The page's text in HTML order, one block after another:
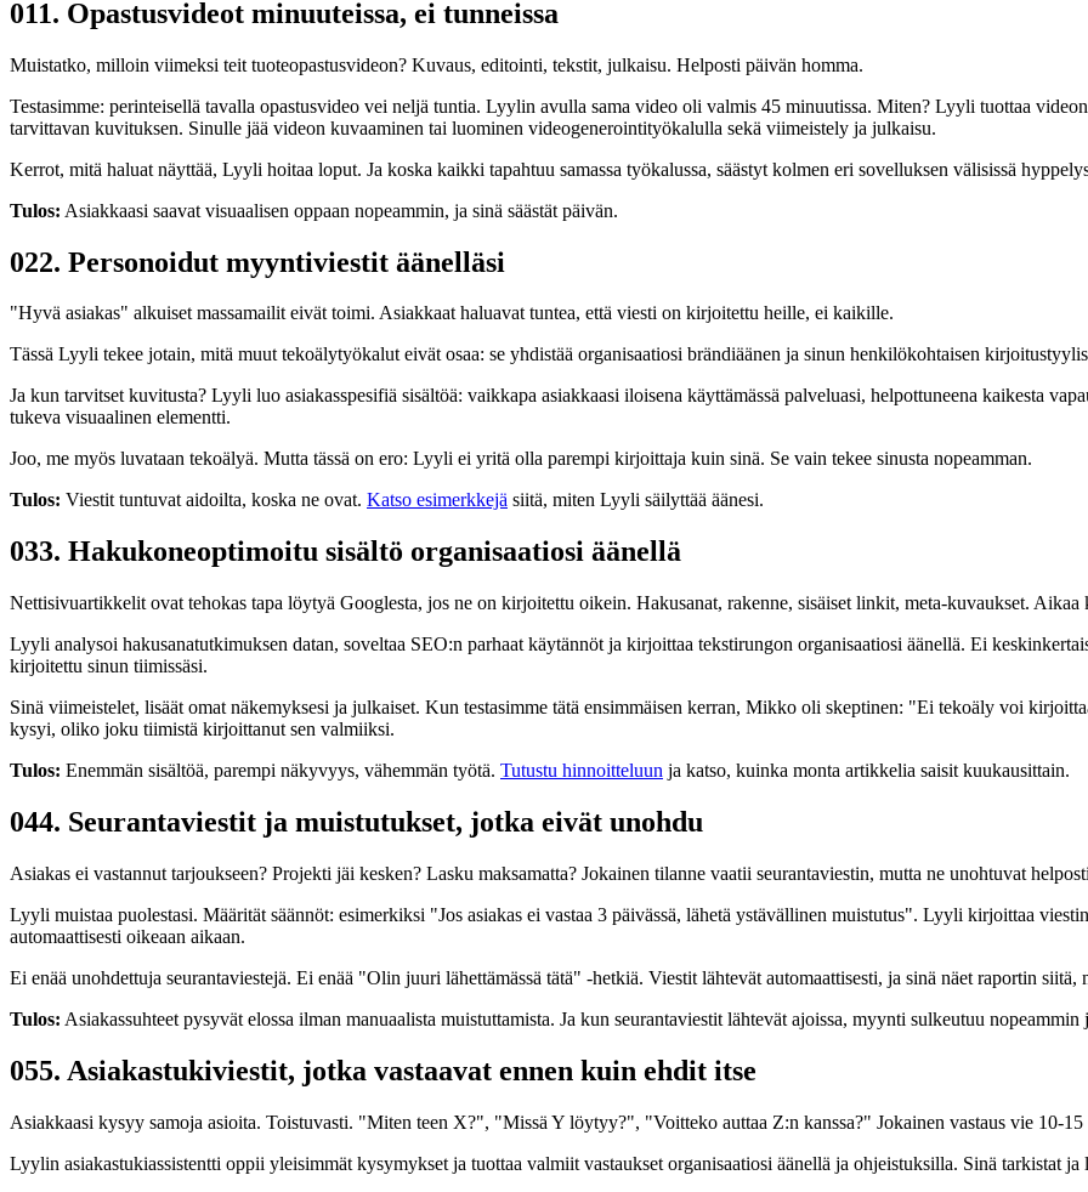
011. Opastusvideot minuuteissa, ei tunneissa
Muistatko, milloin viimeksi teit tuoteopastusvideon? Kuvaus, editointi, tekstit, julkaisu. Helposti päivän homma.
Testasimme: perinteisellä tavalla opastusvideo vei neljä tuntia. Lyylin avulla sama video oli valmis 45 minuutissa. Miten? Lyyli tuottaa
tarvittavan kuvituksen. Sinulle jää videon kuvaaminen tai luominen videogenerointityökalulla sekä viimeistely ja julkaisu.
Kerrot, mitä haluat näyttää, Lyyli hoitaa loput. Ja koska kaikki tapahtuu samassa työkalussa, säästyt kolmen eri sovelluksen välisissä
Tulos: Asiakkaasi saavat visuaalisen oppaan nopeammin, ja sinä säästät päivän.
022. Personoidut myyntiviestit äänelläsi
"Hyvä asiakas" alkuiset massamailit eivät toimi. Asiakkaat haluavat tuntea, että viesti on kirjoitettu heille, ei kaikille.
Tässä Lyyli tekee jotain, mitä muut tekoälytyökalut eivät osaa: se yhdistää organisaatiosi brändiäänen ja sinun henkilökohtaisen
Ja kun tarvitset kuvitusta? Lyyli luo asiakasspesifiä sisältöä: vaikkapa asiakkaasi iloisena käyttämässä palveluasi, helpottuneena kaikesta
tukeva visuaalinen elementti.
Joo, me myös luvataan tekoälyä. Mutta tässä on ero: Lyyli ei yritä olla parempi kirjoittaja kuin sinä. Se vain tekee sinusta nopeamman.
Tulos: Viestit tuntuvat aidoilta, koska ne ovat. Katso esimerkkejä siitä, miten Lyyli säilyttää äänesi.
033. Hakukoneoptimoitu sisältö organisaatiosi äänellä
Nettisivuartikkelit ovat tehokas tapa löytyä Googlesta, jos ne on kirjoitettu oikein. Hakusanat, rakenne, sisäiset linkit, meta-kuvaukset.
Lyyli analysoi hakusanatutkimuksen datan, soveltaa SEO:n parhaat käytännöt ja kirjoittaa tekstirungon organisaatiosi äänellä. Ei
kirjoitettu sinun tiimissäsi.
Sinä viimeistelet, lisäät omat näkemyksesi ja julkaiset. Kun testasimme tätä ensimmäisen kerran, Mikko oli skeptinen: "Ei tekoäly voi
kysyi, oliko joku tiimistä kirjoittanut sen valmiiksi.
Tulos: Enemmän sisältöä, parempi näkyvyys, vähemmän työtä. Tutustu hinnoitteluun ja katso, kuinka monta artikkelia saisit kuukausittain.
044. Seurantaviestit ja muistutukset, jotka eivät unohdu
Asiakas ei vastannut tarjoukseen? Projekti jäi kesken? Lasku maksamatta? Jokainen tilanne vaatii seurantaviestin, mutta ne unohtuvat
Lyyli muistaa puolestasi. Määrität säännöt: esimerkiksi "Jos asiakas ei vastaa 3 päivässä, lähetä ystävällinen muistutus". Lyyli kirjoittaa
automaattisesti oikeaan aikaan.
Ei enää unohdettuja seurantaviestejä. Ei enää "Olin juuri lähettämässä tätä" -hetkiä. Viestit lähtevät automaattisesti, ja sinä näet raportin
Tulos: Asiakassuhteet pysyvät elossa ilman manuaalista muistuttamista. Ja kun seurantaviestit lähtevät ajoissa, myynti sulkeutuu
055. Asiakastukiviestit, jotka vastaavat ennen kuin ehdit itse
Asiakkaasi kysyy samoja asioita. Toistuvasti. "Miten teen X?", "Missä Y löytyy?", "Voitteko auttaa Z:n kanssa?" Jokainen vastaus vie 10-
Lyylin asiakastukiassistentti oppii yleisimmät kysymykset ja tuottaa valmiit vastaukset organisaatiosi äänellä ja ohjeistuksilla. Sinä tarkistat